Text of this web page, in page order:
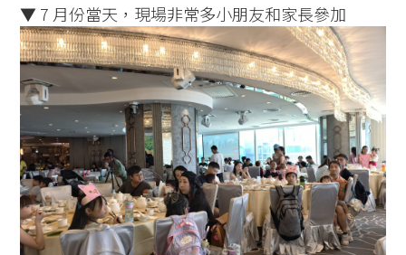
▼ 7 月份當天，現場非常多小朋友和家長參加